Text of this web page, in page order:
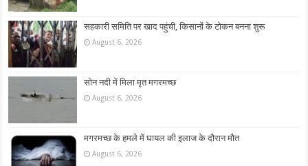
सहकारी समिति पर खाद पहुंची, किसानों के टोकन बनना शुरू
August 6, 2026
सोन नदी में मिला मृत मगरमच्छ
August 6, 2026
मगरमच्छ के हमले में घायल की इलाज के दौरान मौत
August 6, 2026